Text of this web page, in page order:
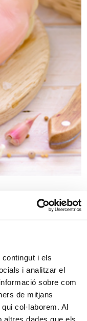
i els
i analitzar el
sobre com
de mitjans
col·laborem. Al
altres dades que els